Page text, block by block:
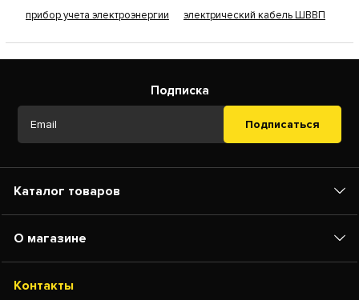
прибор учета электроэнергии
электрический кабель ШВВП
Подписка
Подписаться
Каталог товаров
О магазине
Контакты